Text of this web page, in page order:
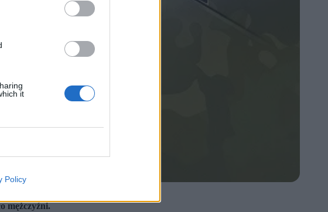
it
Policy
mężczyźni.